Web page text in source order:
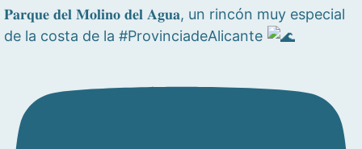
𝐏𝐚𝐫𝐪𝐮𝐞 𝐝𝐞𝐥 𝐌𝐨𝐥𝐢𝐧𝐨 𝐝𝐞𝐥 𝐀𝐠𝐮𝐚, un rincón muy especial
de la costa de la #ProvinciadeAlicante